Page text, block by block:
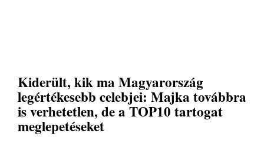
Kiderült, kik ma Magyarország
legértékesebb celebjei: Majka továbbra
is verhetetlen, de a TOP10 tartogat
meglepetéseket